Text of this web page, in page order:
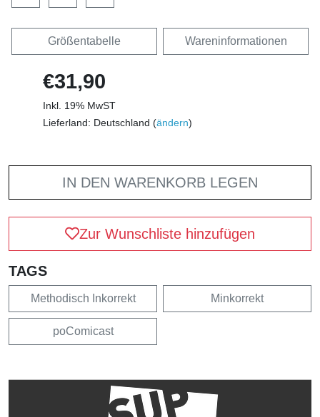
Größentabelle Wareninformationen
€31,90
Inkl. 19% MwST
Lieferland: Deutschland (ändern)
IN DEN WARENKORB LEGEN
Zur Wunschliste hinzufügen
TAGS
Methodisch Inkorrekt Minkorrekt
poComicast